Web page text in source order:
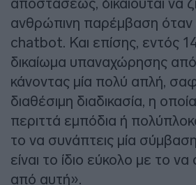
αποστάσεως, δικαιούται να
ανθρώπινη παρέμβαση όταν
chatbot. Και επίσης, εντός
δικαίωμα υπαναχώρησης
κάνοντας μία πολύ απλή,
διαθέσιμη διαδικασία, η
περιττά εμπόδια ή
το να συνάπτεις μία
είναι το ίδιο εύκολο με το
από αυτή».